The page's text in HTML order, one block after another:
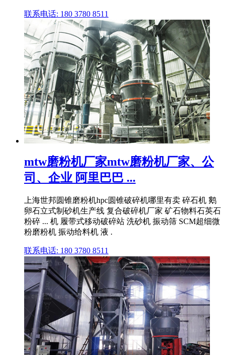
联系电话: 180 3780 8511
mtw磨粉机厂家mtw磨粉机厂家、公
司、企业 阿里巴巴 ...
上海世邦圆锥磨粉机hpc圆锥破碎机哪里有卖 碎石机 鹅
卵石立式制砂机生产线 复合破碎机厂家 矿石物料石英石
粉碎 ... 机 履带式移动破碎站 洗砂机 振动筛 SCM超细微
粉磨粉机 振动给料机 液 .
联系电话: 180 3780 8511